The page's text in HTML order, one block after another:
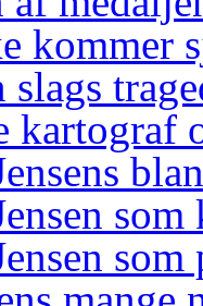
kommer
slags
kartograf